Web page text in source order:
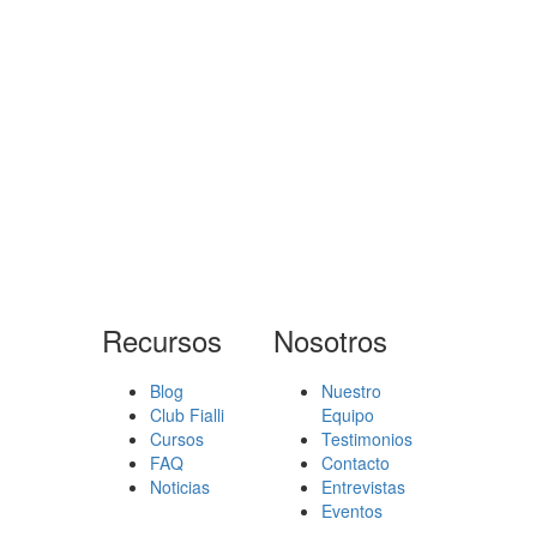
Recursos
Blog
Club Fialli
Cursos
FAQ
Noticias
Nosotros
Nuestro
Equipo
Testimonios
Contacto
Entrevistas
Eventos